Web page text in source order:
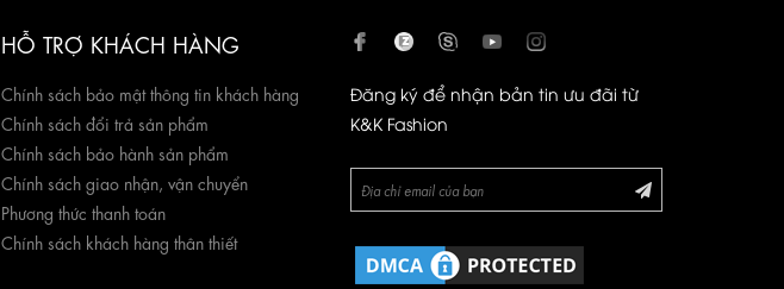
HỖ TRỢ KHÁCH HÀNG
Chính sách bảo mật thông tin khách hàng
Chính sách đổi trả sản phẩm
Chính sách bảo hành sản phẩm
Chính sách giao nhận, vận chuyển
Phương thức thanh toán
Chính sách khách hàng thân thiết
Đăng ký để nhận bản tin ưu đãi từ
K&K Fashion